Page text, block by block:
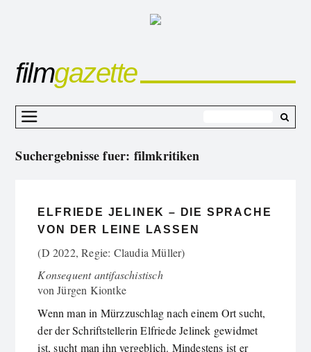
filmgazette
Suchergebnisse fuer: filmkritiken
ELFRIEDE JELINEK – DIE SPRACHE
VON DER LEINE LASSEN
(D 2022, Regie: Claudia Müller)
Konsequent antifaschistisch
vonJürgen Kiontke
Wenn man in Mürzzuschlag nach einem Ort sucht,
der der Schriftstellerin Elfriede Jelinek gewidmet
ist, sucht man ihn vergeblich. Mindestens ist er